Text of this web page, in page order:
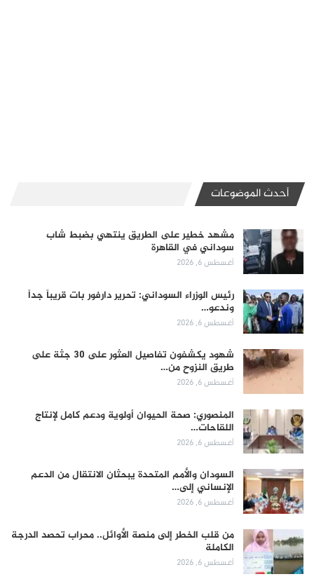
أحدث الموضوعات
مشهد خطير على الطريق ينتهي بضبط شاب
سوداني في القاهرة
أغسطس 6, 2026
رئيس الوزراء السوداني: تحرير دارفور بات قريباً جداً
وندعو…
أغسطس 6, 2026
شهود يكشفون تفاصيل العثور على 30 جثة على
طريق النزوح من…
أغسطس 6, 2026
المنصوري: صحة الحيوان أولوية ودعم كامل لإنتاج
اللقاحات…
أغسطس 6, 2026
السودان والأمم المتحدة يبحثان الانتقال من الدعم
الإنساني إلى…
أغسطس 6, 2026
من قلب الخطر إلى منصة الأوائل.. محراب تحصد الدرجة
الكاملة
أغسطس 6, 2026